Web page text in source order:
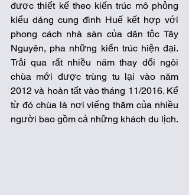
được thiết kế theo kiến trúc mô phỏng
kiểu dáng cung đình Huế kết hợp với
phong cách nhà sàn của dân tộc Tây
Nguyên, pha những kiến trúc hiện đại.
Trải qua rất nhiều năm thay đổi ngôi
chùa mới được trùng tu lại vào năm
2012 và hoàn tất vào tháng 11/2016. Kể
từ đó chùa là nơi viếng thăm của nhiều